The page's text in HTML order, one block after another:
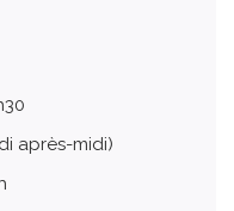
après-midi)